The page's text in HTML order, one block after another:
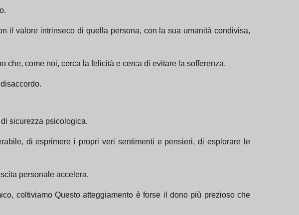
il valore intrinseco di quella persona, con la sua umanità condivisa,
che, come noi, cerca la felicità e cerca di evitare la sofferenza.
sicurezza psicologica.
di esprimere i propri veri sentimenti e pensieri, di esplorare le
personale accelera.
coltiviamo Questo atteggiamento è forse il dono più prezioso che